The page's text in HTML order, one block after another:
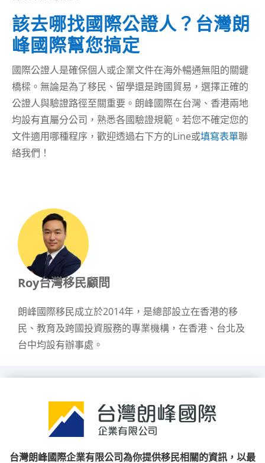
該去哪找國際公證人？台灣朗
峰國際幫您搞定
國際公證人是確保個人或企業文件在海外暢通無阻的關鍵
橋樑。無論是為了移民、留學還是跨國貿易，選擇正確的
公證人與驗證路徑至關重要。朗峰國際在台灣、香港兩地
均設有直屬分公司，熟悉各國驗證規範。若您不確定您的
文件適用哪種程序，歡迎透過右下方的Line或填寫表單聯
絡我們！
Roy台灣移民顧問
朗峰國際移民成立於2014年，是總部設立在香港的移
民、教育及跨國投資服務的專業機構，在香港、台北及
台中均設有辦事處。
台灣朗峰國際企業有限公司為你提供移民相關的資訊，以最